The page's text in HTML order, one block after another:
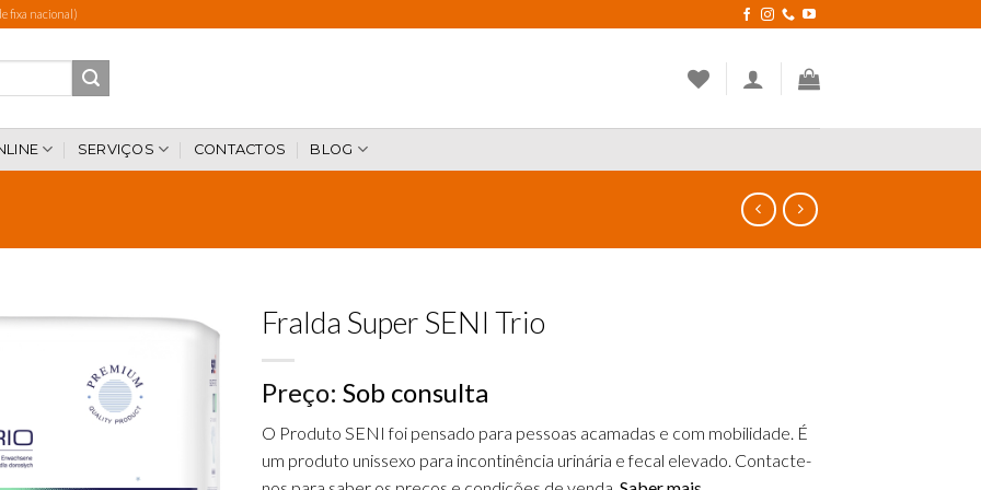
fixa nacional)
SERVIÇOS CONTACTOS BLOG
wishlist
Fralda Super SENI Trio
Preço: Sob consulta
O Produto SENI foi pensado para pessoas acamadas e com mobilidade. É
um produto unissexo para incontinência urinária e fecal elevado. Contacte-